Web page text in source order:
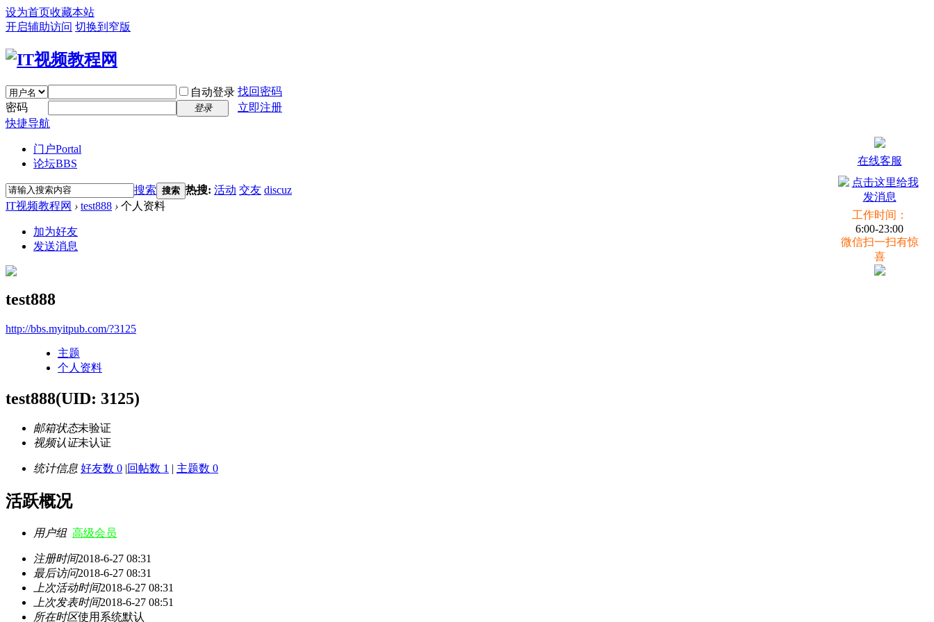
设为首页收藏本站
开启辅助访问 切换到窄版
自动登录 找回密码
密码
登录
立即注册
快捷导航
门户Portal
论坛BBS
搜索 搜索 热搜: 活动 交友 discuz
IT视频教程网 › test888 › 个人资料
加为好友
发送消息
test888
http://bbs.myitpub.com/?3125
主题
个人资料
test888(UID: 3125)
邮箱状态未验证
视频认证未认证
统计信息 好友数 0 |回帖数 1 | 主题数 0
活跃概况
用户组 高级会员
注册时间2018-6-27 08:31
最后访问2018-6-27 08:31
上次活动时间2018-6-27 08:31
上次发表时间2018-6-27 08:51
所在时区使用系统默认
在线客服
工作时间：
6:00-23:00
微信扫一扫有惊
喜